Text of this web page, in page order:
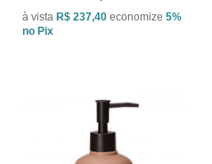
à vista R$ 237,40 economize 5%
no Pix